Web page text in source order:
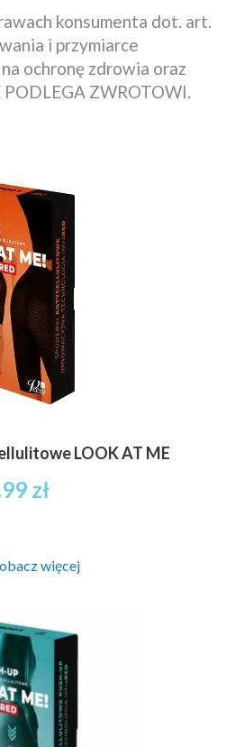
konsumenta dot. art.
i przymiarce
ochronę zdrowia oraz
ZWROTOWI.
LOOK AT ME
zł
więcej